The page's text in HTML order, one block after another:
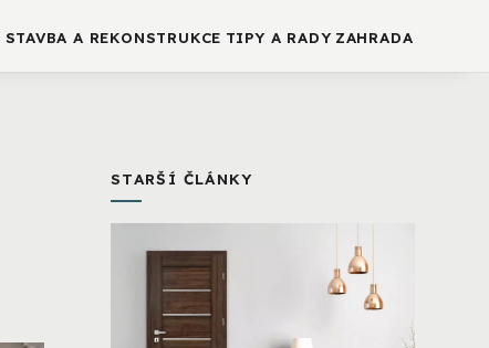
STAVBA A REKONSTRUKCE TIPY A RADY ZAHRADA
STARŠÍ ČLÁNKY